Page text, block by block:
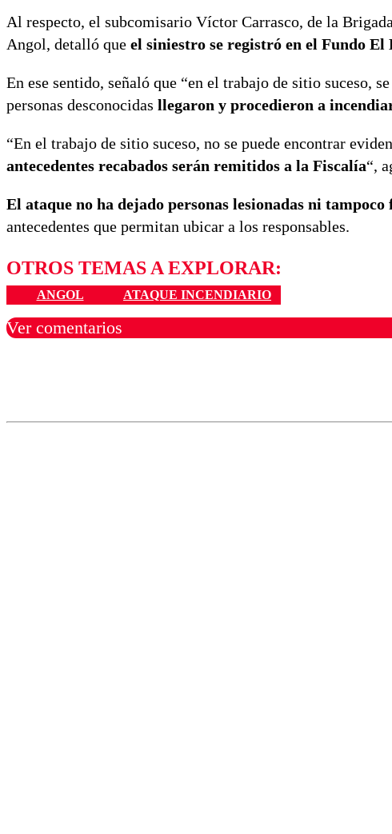
Al respecto, el subcomisario Víctor Carrasco, de la
Angol, detalló que el siniestro se registró en el Fundo
En ese sentido, señaló que “en el trabajo de sitio suceso,
personas desconocidas llegaron y procedieron a
“En el trabajo de sitio suceso, no se puede encontrar
antecedentes recabados serán remitidos a la Fiscalía“,
El ataque no ha dejado personas lesionadas ni tampoco
antecedentes que permitan ubicar a los responsables.
OTROS TEMAS A EXPLORAR:
ANGOL ATAQUE INCENDIARIO
Ver comentarios